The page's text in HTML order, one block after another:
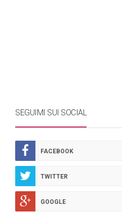
SEGUIMI SUI SOCIAL
FACEBOOK
TWITTER
GOOGLE